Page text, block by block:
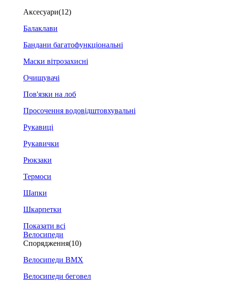
Аксесуари(12)
Балаклави
Бандани багатофункціональні
Маски вітрозахисні
Очищувачі
Пов'язки на лоб
Просочення водовідштовхувальні
Рукавиці
Рукавички
Рюкзаки
Термоси
Шапки
Шкарпетки
Показати всі
Велосипеди
Спорядження(10)
Велосипеди BMX
Велосипеди беговел